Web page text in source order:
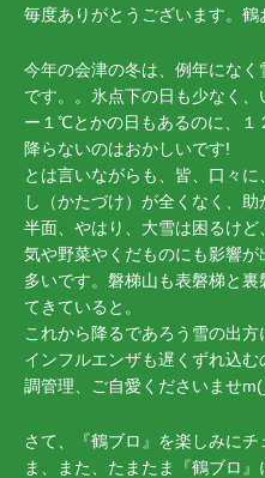
毎度ありがとうございます。鶴
今年の会津の冬は、例年にな
です。。氷点下の日も少なく
ー１℃とかの日もあるのに、１
降らないのはおかしいです!
とは言いながらも、皆、口々
し（かたづけ）が全くなく、助
半面、やはり、大雪は困るけ
気や野菜やくだものにも影響
多いです。磐梯山も表磐梯と
てきていると。
これから降るであろう雪の出方
インフルエンザも遅くずれ込
調管理、ご自愛くださいませ
さて、『鶴ブロ』を楽しみに
ま、また、たまたま『鶴ブロ』